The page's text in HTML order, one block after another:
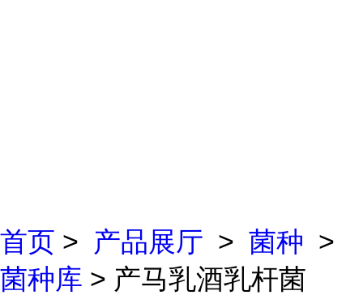
首页 > 产品展厅 > 菌种 >
菌种库 > 产马乳酒乳杆菌